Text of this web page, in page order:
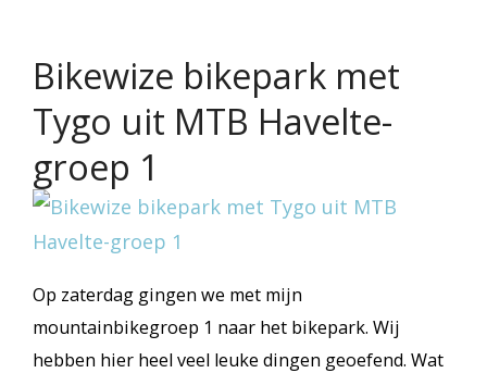
Bikewize bikepark met
Tygo uit MTB Havelte-
groep 1
Op zaterdag gingen we met mijn
mountainbikegroep 1 naar het bikepark. Wij
hebben hier heel veel leuke dingen geoefend. Wat